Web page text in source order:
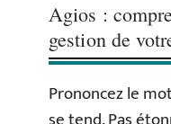
Agios :
gestion de
Prononcez le